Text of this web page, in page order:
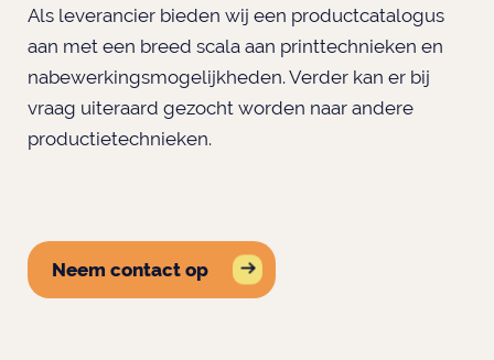
Als leverancier bieden wij een productcatalogus
aan met een breed scala aan printtechnieken en
nabewerkingsmogelijkheden. Verder kan er bij
vraag uiteraard gezocht worden naar andere
productietechnieken.
Neem contact op